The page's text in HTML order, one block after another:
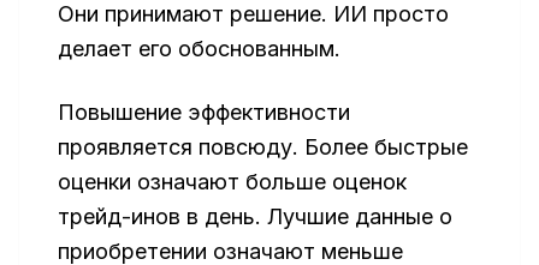
Они принимают решение. ИИ просто
делает его обоснованным.
Повышение эффективности
проявляется повсюду. Более быстрые
оценки означают больше оценок
трейд-инов в день. Лучшие данные о
приобретении означают меньше